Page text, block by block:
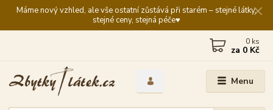
Máme nový vzhled, ale vše ostatní zůstává při starém – stejné látky,
stejné ceny, stejná péče♥️
Menu
0 ks
za 0 Kč